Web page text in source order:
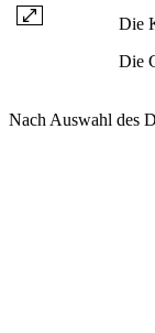
Die
Die
Nach Auswahl des